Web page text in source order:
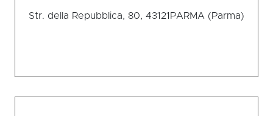
Str. della Repubblica, 80, 43121 PARMA (Parma)